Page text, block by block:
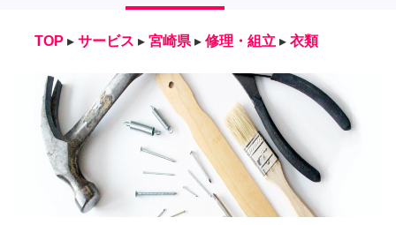
TOP ▸ サービス ▸ 宮崎県 ▸ 修理・組立 ▸ 衣類